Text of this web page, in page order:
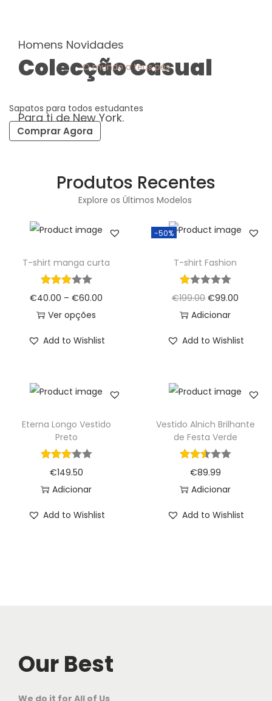
Homens Novidades
Para ti de New York.
Colecção Casual
O mundo a teus pés
Sapatos para todos estudantes
Comprar Agora
Produtos Recentes
Explore os Últimos Modelos
T-shirt manga curta
€40.00 – €60.00
Ver opções
Add to Wishlist
-50%
T-shirt Fashion
€199.00 €99.00
Adicionar
Add to Wishlist
Eterna Longo Vestido
Preto
€149.50
Adicionar
Add to Wishlist
Vestido Alnich Brilhante
de Festa Verde
€89.99
Adicionar
Add to Wishlist
Our Best
We do it for All of Us